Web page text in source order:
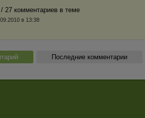
27 комментариев в темe
в 13:38
Последние комментарии